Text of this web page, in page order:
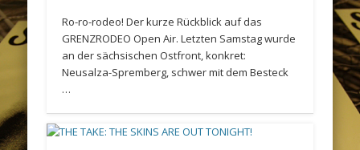
Ro-ro-rodeo! Der kurze Rückblick auf das
GRENZRODEO Open Air. Letzten Samstag wurde
an der sächsischen Ostfront, konkret:
Neusalza-Spremberg, schwer mit dem Besteck
…